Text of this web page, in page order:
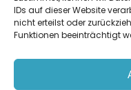
IDs auf dieser Website
nicht erteilst oder
Funktionen beeinträchtigt
4050